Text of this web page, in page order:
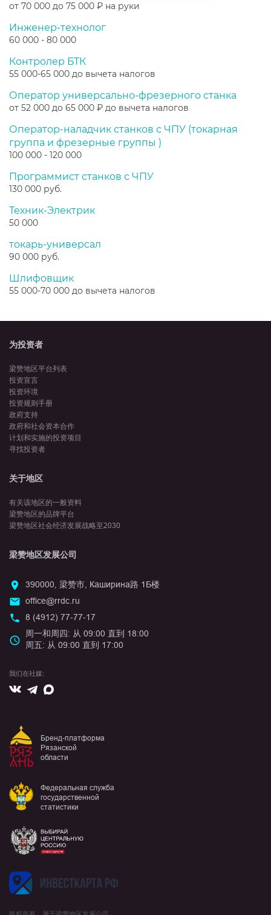
от 70 000 до 75 000 ₽ на руки
Инженер-технолог
60 000 - 80 000
Контролер БТК
55 000-65 000 до вычета налогов
Оператор универсально-фрезерного станка
от 52 000 до 65 000 ₽ до вычета налогов
Оператор-наладчик станков с ЧПУ (токарная
группа и фрезерные группы )
100 000 - 120 000
Программист станков с ЧПУ
130 000 руб.
Техник-Электрик
50 000
токарь-универсал
90 000 руб.
Шлифовщик
55 000-70 000 до вычета налогов
为投资者
梁赞地区平台列表
投资宣言
投资环境
投资规则手册
政府支持
政府和社会资本合作
计划和实施的投资项目
寻找投资者
关于地区
有关该地区的一般资料
梁赞地区的品牌平台
梁赞地区社会经济发展战略至2030
梁赞地区发展公司
390000, 梁赞市, Каширина路 1Б楼
office@rrdc.ru
8 (4912) 77-77-17
周一和周四: 从 09:00 直到 18:00
周五: 从 09:00 直到 17:00
我们在社媒:
Вконтакте
Telegram
Max
Бренд-платформа
Рязанской
области
Федеральная служба
государственной
статистики